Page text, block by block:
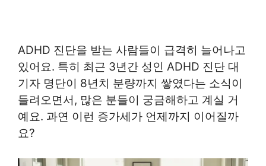
ADHD 진단을 받는 사람들이 급격히 늘어나고
있어요. 특히 최근 3년간 성인 ADHD 진단 대
기자 명단이 8년치 분량까지 쌓였다는 소식이
들려오면서, 많은 분들이 궁금해하고 계실 거
예요. 과연 이런 증가세가 언제까지 이어질까
요?